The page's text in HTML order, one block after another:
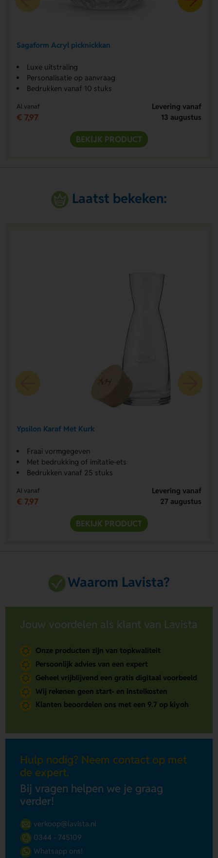
Sagaform Acryl picknickkan
Luxe uitstraling
Personalisatie op aanvraag
Bedrukken vanaf 10 stuks
Al vanaf
€ 7,97
Levering vanaf
13 augustus
BEKIJK PRODUCT
Laatst bekeken:
Ypsilon Karaf Met Kurk
Fraai vormgegeven
Met bedrukking of imitatie-ets
Bedrukken vanaf 25 stuks
Al vanaf
€ 7,97
Levering vanaf
27 augustus
BEKIJK PRODUCT
Waarom Lavista?
Jouw voordelen als klant van Lavista
Onze producten zijn van topkwaliteit
Persoonlijk advies van een expert
Geheel vrijblijvend een gratis digitaal voorbeeld
Wij rekenen geen start- en instelkosten
Klanten beoordelen ons met een 9.7 op kiyoh
Hulp nodig? Neem contact op met
de expert.
Bij vragen helpen we je graag
verder!
verkoop@lavista.nl
0344 - 745109
Whatsapp ons!